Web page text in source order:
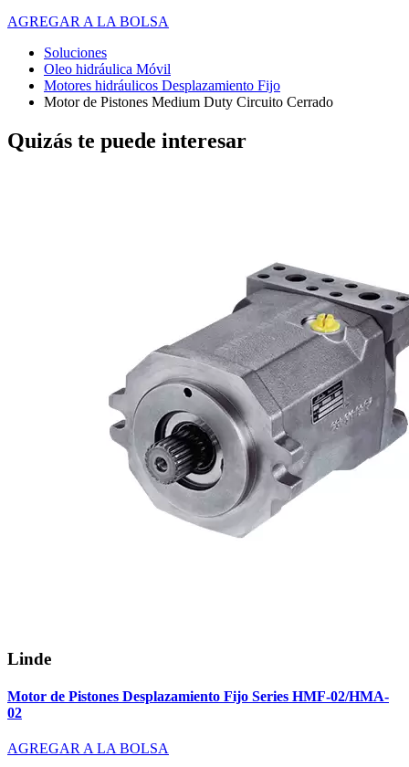
AGREGAR A LA BOLSA
Soluciones
Oleo hidráulica Móvil
Motores hidráulicos Desplazamiento Fijo
Motor de Pistones Medium Duty Circuito Cerrado
Quizás te puede interesar
Linde
Motor de Pistones Desplazamiento Fijo Series HMF-02/HMA-
02
AGREGAR A LA BOLSA